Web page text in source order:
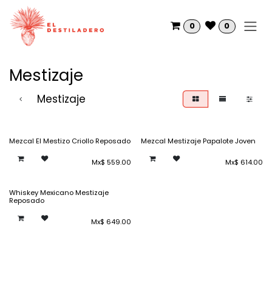
Ir al contenido
0 0
Mestizaje
Mestizaje
Mezcal El Mestizo Criollo Reposado
Mx$ 559.00
Mezcal Mestizaje Papalote Joven
Mx$ 614.00
Whiskey Mexicano Mestizaje
Reposado
Mx$ 649.00